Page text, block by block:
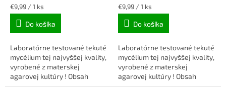
Jednotková
cena:
€9,99 / 1 ks
Do košíka
Laboratórne testované tekuté
mycélium tej najvyššej kvality,
vyrobené z materskej
agarovej kultúry ! Obsah
balenia: 10ml injekčná
Jednotková
cena:
€9,99 / 1 ks
Do košíka
Laboratórne testované tekuté
mycélium tej najvyššej kvality,
vyrobené z materskej
agarovej kultúry ! Obsah
balenia: 10ml injekčná